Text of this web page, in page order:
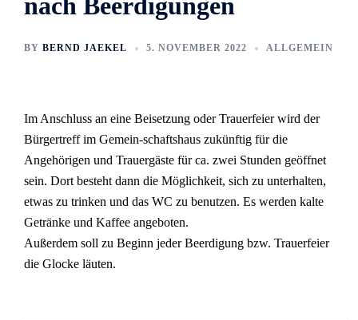
BY BERND JAEKEL 5. NOVEMBER 2022 ALLGEMEIN
Im Anschluss an eine Beisetzung oder Trauerfeier wird der
Bürgertreff im Gemein-schaftshaus zukünftig für die
Angehörigen und Trauergäste für ca. zwei Stunden geöffnet
sein. Dort besteht dann die Möglichkeit, sich zu unterhalten,
etwas zu trinken und das WC zu benutzen. Es werden kalte
Getränke und Kaffee angeboten.
Außerdem soll zu Beginn jeder Beerdigung bzw. Trauerfeier
die Glocke läuten.